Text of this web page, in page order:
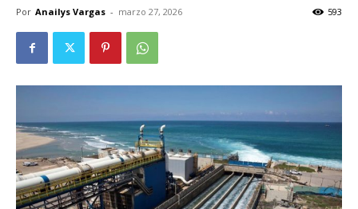
Por Anailys Vargas - marzo 27, 2026 593